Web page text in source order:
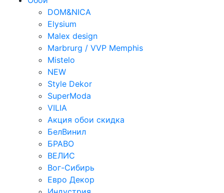
DOM&NICA
Elysium
Malex design
Marbrurg / VVP Memphis
Mistelo
NEW
Style Dekor
SuperModa
VILIA
Акция обои скидка
БелВинил
БРАВО
ВЕЛИС
Вог-Сибирь
Евро Декор